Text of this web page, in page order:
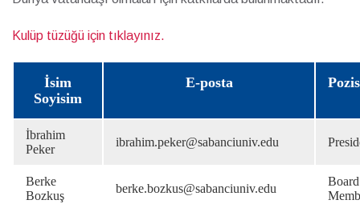
Kulüp tüzüğü için tıklayınız.
İsim
Soyisim
E-posta
İbrahim
Peker
ibrahim.peker@sabanciuniv.edu
Berke
Bozkuş
berke.bozkus@sabanciuniv.edu
Board